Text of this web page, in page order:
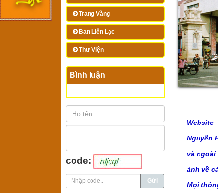
Trang Vàng
Ban Liên Lạc
Thư Viện
Bình luận
code:
Website
Nguyễn
và ngoài
ảnh về
Mọi